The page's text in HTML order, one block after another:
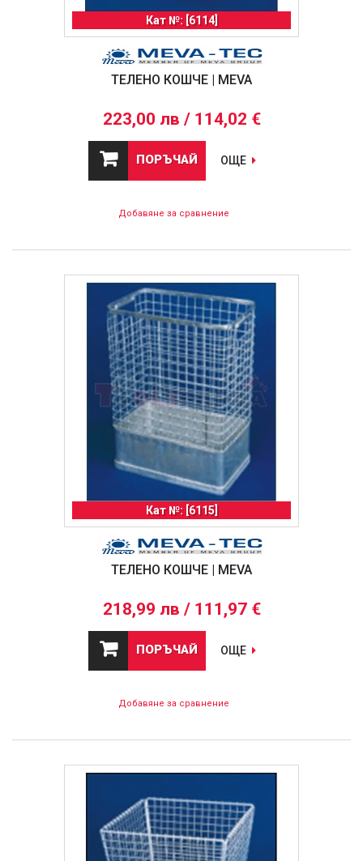
Кат №: [6114]
ТЕЛЕНО КОШЧЕ | MEVA
223,00 лв / 114,02 €
ПОРЪЧАЙ ОЩЕ
Добавяне за сравнение
Кат №: [6115]
ТЕЛЕНО КОШЧЕ | MEVA
218,99 лв / 111,97 €
ПОРЪЧАЙ ОЩЕ
Добавяне за сравнение